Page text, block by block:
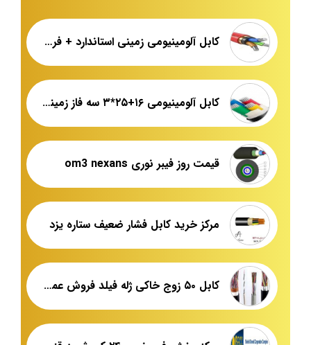
کابل آلومینیومی زمینی استاندارد + فروش ویژه
کابل آلومینیومی ۱۶+۲۵*۳ سه فاز زمینی مرکز پخش
قیمت روز فیبر نوری om3 nexans
مرکز خرید کابل فشار ضعیف ستاره یزد
کابل ۵۰ زوج خاکی ژله فیلد فروش عمده